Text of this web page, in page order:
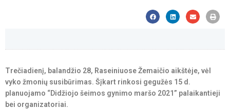
Trečiadienį, balandžio 28, Raseiniuose Žemaičio aikštėje, vėl
vyko žmonių susibūrimas. Šįkart rinkosi gegužės 15 d.
planuojamo “Didžiojo šeimos gynimo maršo 2021” palaikantieji
bei organizatoriai.